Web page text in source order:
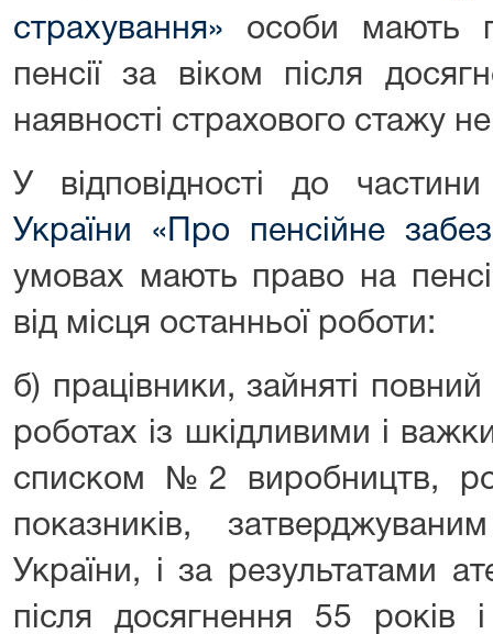
страхування» особи мають
пенсії за віком після
наявності страхового стажу
У відповідності до
України «Про пенсійне
умовах мають право на
від місця останньої роботи:
б) працівники, зайняті
роботах із шкідливими і
списком №2 виробництв,
показників,
України, і за результатами
після досягнення 55 років